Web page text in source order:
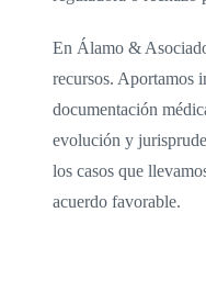
En Álamo &
recursos. Aportamos
documentación
evolución y
los casos que
acuerdo favorable.